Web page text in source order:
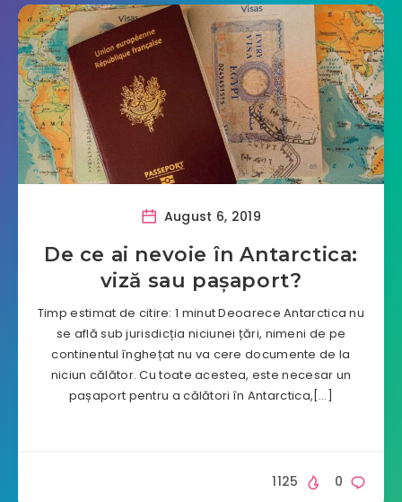
August 6, 2019
De ce ai nevoie în Antarctica:
viză sau pașaport?
Timp estimat de citire: 1 minut Deoarece Antarctica nu
se află sub jurisdicția niciunei țări, nimeni de pe
continentul înghețat nu va cere documente de la
niciun călător. Cu toate acestea, este necesar un
pașaport pentru a călători în Antarctica,[…]
0
1125